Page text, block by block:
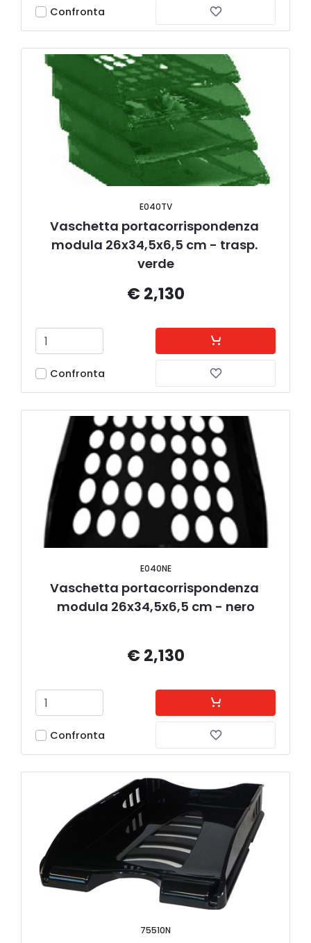
Confronta
E040TV
Vaschetta portacorrispondenza
modula 26x34,5x6,5 cm - trasp.
verde
€ 2,130
Confronta
E040NE
Vaschetta portacorrispondenza
modula 26x34,5x6,5 cm - nero
€ 2,130
Confronta
75510N